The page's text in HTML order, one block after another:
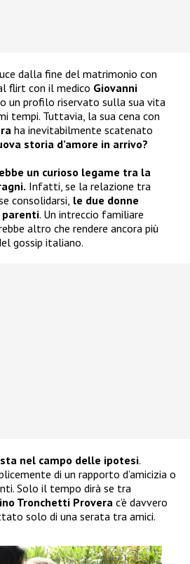
dalla fine del matrimonio con
flirt con il medico Giovanni
un profilo riservato sulla sua vita
tempi. Tuttavia, la sua cena con
ha inevitabilmente scatenato
storia d’amore in arrivo?
un curioso legame tra la
Infatti, se la relazione tra
consolidarsi, le due donne
parenti. Un intreccio familiare
altro che rendere ancora più
gossip italiano.
nel campo delle ipotesi.
di un rapporto d’amicizia o
Solo il tempo dirà se tra
Tronchetti Provera c’è davvero
solo di una serata tra amici.